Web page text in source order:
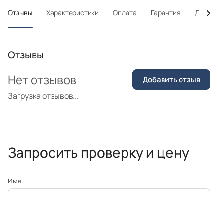
Отзывы Характеристики Оплата Гарантия
Отзывы
Загрузка отзывов...
Нет отзывов Добавить отзыв
Запросить проверку и цену
Имя